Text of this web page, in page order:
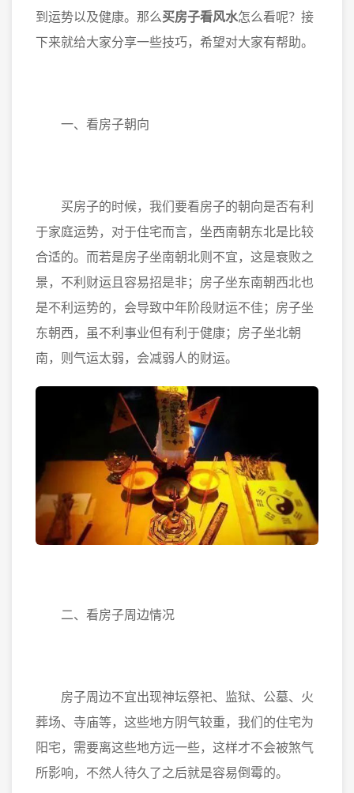
到运势以及健康。那么买房子看风水怎么看呢？接
下来就给大家分享一些技巧，希望对大家有帮助。
一、看房子朝向
买房子的时候，我们要看房子的朝向是否有利
于家庭运势，对于住宅而言，坐西南朝东北是比较
合适的。而若是房子坐南朝北则不宜，这是衰败之
景，不利财运且容易招是非；房子坐东南朝西北也
是不利运势的，会导致中年阶段财运不佳；房子坐
东朝西，虽不利事业但有利于健康；房子坐北朝
南，则气运太弱，会减弱人的财运。
二、看房子周边情况
房子周边不宜出现神坛祭祀、监狱、公墓、火
葬场、寺庙等，这些地方阴气较重，我们的住宅为
阳宅，需要离这些地方远一些，这样才不会被煞气
所影响，不然人待久了之后就是容易倒霉的。